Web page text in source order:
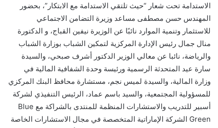
الاستدامة تحت شعار “حيث تلتقي الاستدامة مع الابتكار”، بحضور
المهندس حسن مصطفى مساعد وزيرة التضامن الاجتماعي
للاستثمار وتنمية الموارد نائبًا عن الوزيرة نيفين القباج، و الدكتورة
منال جمال رئيس الإدارة المركزية لتمكين الشباب بوزارة الشباب
والرياضة، نائبا عن معالي الوزير الدكتور أشرف صبحي، والسيدة
سارة عيد المتحدثة الرسمية ورئيسة وحدة الشفافية المالية في
وزارة المالية، والسيدة لميس نجم، مستشارة محافظ البنك المركزي
للمسؤولية المجتمعية، والسيد باسم عماد، الرئيس التنفيذي لشركة
أسبير للتدريب والاستشارات المنظمة للمنتدى بالشراكة مع Blue
Green الشركة الإماراتية المتخصصة في مجال الاستشارات الخاصة